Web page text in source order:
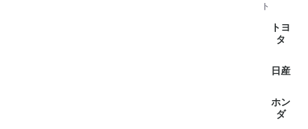
ト
トヨ
タ
全て見
クラウ
ハイエ
ハイエ
ピクシ
ピクシ
ピクシ
日産
全て見
キャラ
クリッ
(2)
クリッ
バネッ
ホン
ダ